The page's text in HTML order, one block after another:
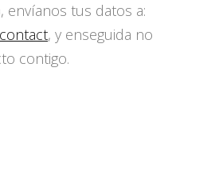
envíanos tus datos a:
, y enseguida no
contigo.